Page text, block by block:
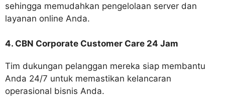
sehingga memudahkan pengelolaan server dan
layanan online Anda.
4. CBN Corporate Customer Care 24 Jam
Tim dukungan pelanggan mereka siap membantu
Anda 24/7 untuk memastikan kelancaran
operasional bisnis Anda.